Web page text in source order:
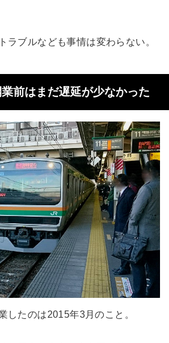
ラブルなども事情は変わらない。
前はまだ遅延が少なかった
したのは2015年3月のこと。